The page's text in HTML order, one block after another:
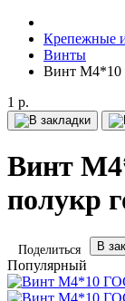
Крепежные
Винты
Винт М4*10
1 р.
Винт
полукр
Поделиться В
Популярный